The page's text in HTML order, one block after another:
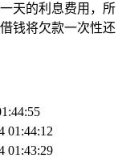
天的利息费用，所
钱将欠款一次性还
01:44:12
01:43:29